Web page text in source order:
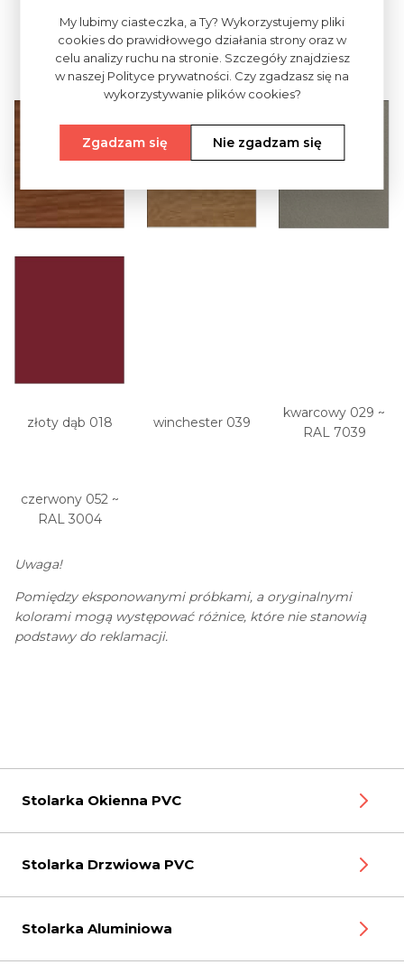
antracyt 067 ~
RAL 7016
jasny brązowy
088 ~ RAL 8014
orzech 016
złoty dąb 018 winchester 039
kwarcowy 029 ~
RAL 7039
czerwony 052 ~
RAL 3004
Uwaga!
Pomiędzy eksponowanymi próbkami, a oryginalnymi
kolorami mogą występować różnice, które nie stanowią
podstawy do reklamacji.
Stolarka Okienna PVC
Stolarka Drzwiowa PVC
Stolarka Aluminiowa
My lubimy ciasteczka, a Ty? Wykorzystujemy pliki
cookies do prawidłowego działania strony oraz w
celu analizy ruchu na stronie. Szczegóły znajdziesz
w naszej Polityce prywatności. Czy zgadzasz się na
wykorzystywanie plików cookies?
Zgadzam się Nie zgadzam się